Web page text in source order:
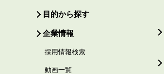
目的から探す
企業情報
採用情報検索
動画一覧